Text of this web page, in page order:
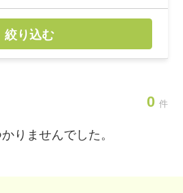
絞り込む
0 件
りませんでした。